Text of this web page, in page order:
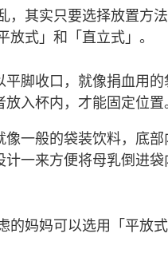
，其实只要选择放置方
式」和「直立式」。
平脚收口，就像捐血用
入杯内，才能固定位置
像一般的袋装饮料，底
计一来方便将母乳倒进
的妈妈可以选用「平放